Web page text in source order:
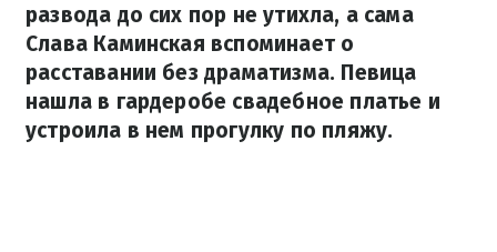
развода до сих пор не утихла, а сама
Слава Каминская вспоминает о
расставании без драматизма. Певица
нашла в гардеробе свадебное платье и
устроила в нем прогулку по пляжу.